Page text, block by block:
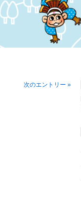
次のエントリー »